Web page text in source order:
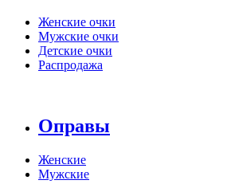
Женские очки
Мужские очки
Детские очки
Распродажа
Оправы
Женские
Мужские